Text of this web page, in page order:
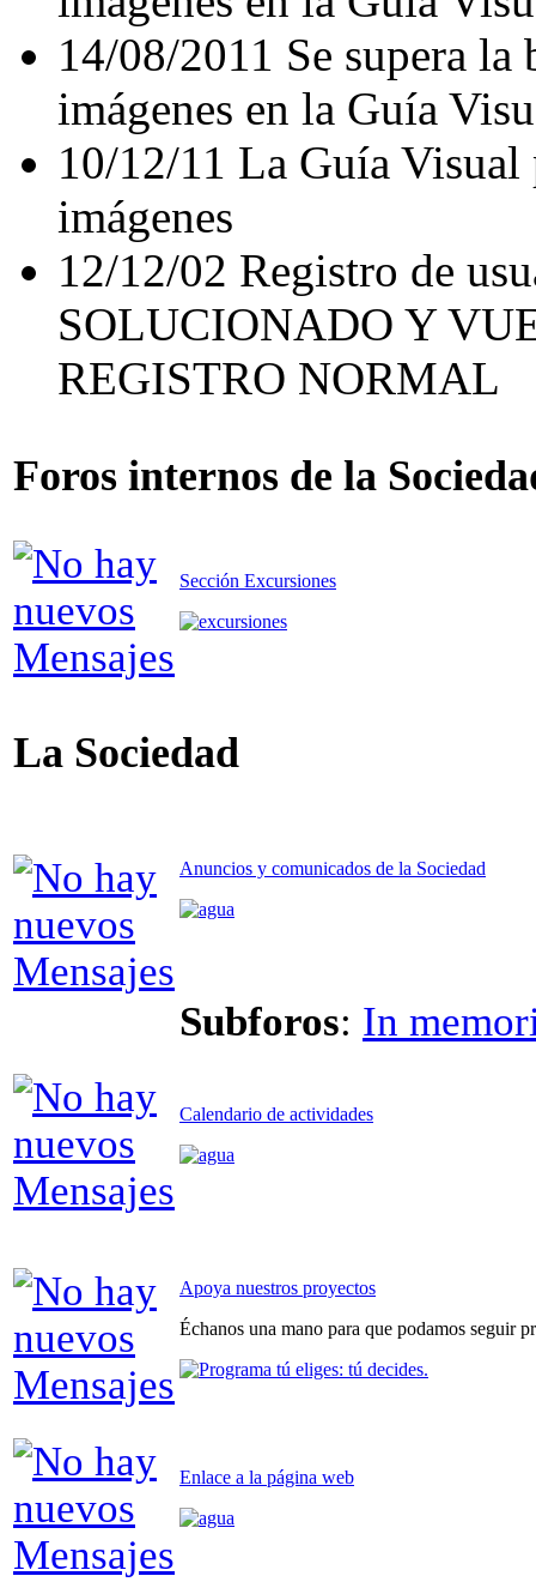
14/08/2011 Se supera la
imágenes en la Guía
10/12/11 La Guía Visual
imágenes
12/12/02 Registro de
SOLUCIONADO Y
REGISTRO NORMAL
Foros internos de la
Sección Excursiones
La Sociedad
Anuncios y comunicados de la Sociedad
Subforos: In
Calendario de actividades
Apoya nuestros proyectos
Échanos una mano para que podamos seguir
Enlace a la página web